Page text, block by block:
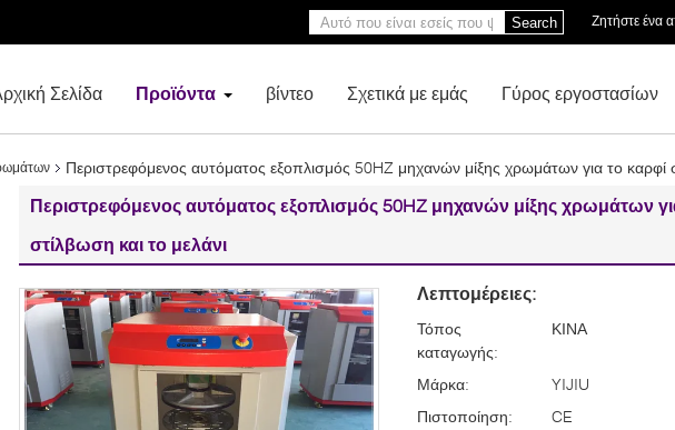
Ζητήστε ένα
Search
Σελίδα Προϊόντα βίντεο Σχετικά με εμάς Γύρος εργοστασίων
Περιστρεφόμενος αυτόματος εξοπλισμός 50HZ μηχανών μίξης χρωμάτων για το καρφί
Περιστρεφόμενος αυτόματος εξοπλισμός 50HZ μηχανών μίξης χρωμάτων
στίλβωση και το μελάνι
Λεπτομέρειες:
Τόπος
καταγωγής:
ΚΙΝΑ
Μάρκα:
YIJIU
Πιστοποίηση:
CE